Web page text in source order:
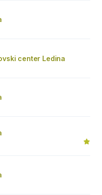
center Ledina